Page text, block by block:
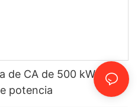
CA de 500 kW y 416
potencia